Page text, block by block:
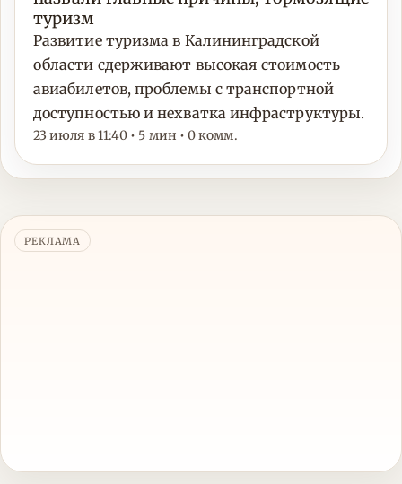
туризм
Развитие туризма в Калининградской
области сдерживают высокая стоимость
авиабилетов, проблемы с транспортной
доступностью и нехватка инфраструктуры.
23 июля в 11:40 • 5 мин • 0 комм.
РЕКЛАМА